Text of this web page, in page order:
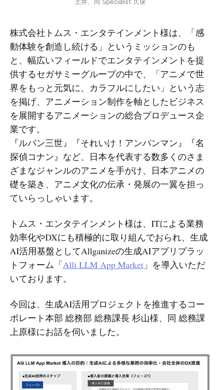
株式会社トムス・エンタテインメント様は、「感
動体験を創造し続ける」というミッションのも
と、幅広いフィールドでエンタテインメントを提
供するセガサミーグループの中で、「アニメで世
界をもっと元気に、カラフルにしたい」という志
を掲げ、アニメーション制作を軸としたビジネス
を展開するアニメーションの総合プロデュース企
業です。
『ルパン三世』『それいけ！アンパンマン』『名
探偵コナン』など、日本を代表する数多くのさま
ざまなジャンルのアニメを手がけ、日本アニメの
礎を築き、アニメ文化の伝承・発展の一翼を担っ
ていらっしゃいます。
トムス・エンタテインメント様は、ITによる業務
効率化やDXにも積極的に取り組んでおられ、生成
AI活用基盤としてAllganizeの生成AIアプリプラッ
トフォーム「Alli LLM App Market 」を導入いただ
いております。
今回は、生成AI活用プロジェクトを推進するコー
ポレート本部 総務部 総務課長 杉山様、同 総務課
上原様にお話を伺いました。